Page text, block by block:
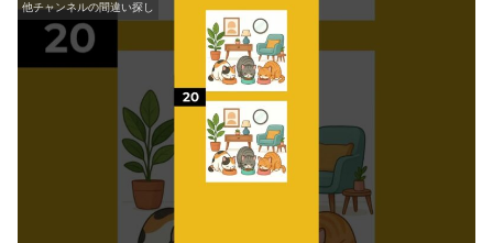
他チャンネルの間違い探し